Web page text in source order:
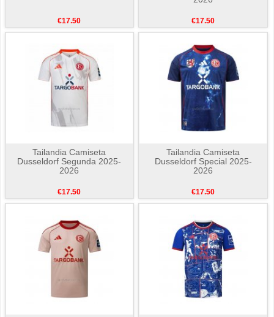
€17.50 €17.50
Tailandia Camiseta
Dusseldorf Segunda 2025-
2026
€17.50
Tailandia Camiseta
Dusseldorf Special 2025-
2026
€17.50